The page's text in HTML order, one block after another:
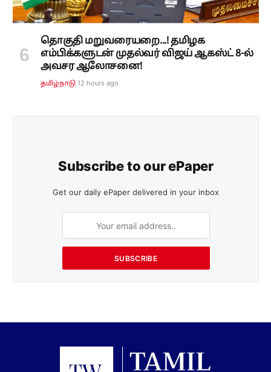
தொகுதி மறுவரையறை...! தமிழக
எம்பிக்களுடன் முதல்வர் விஜய் ஆகஸ்ட் 8-ல்
அவசர ஆலோசனை!
தமிழ்நாடு 12 hours ago
Subscribe to our ePaper
Get our daily ePaper delivered in your inbox
SUBSCRIBE